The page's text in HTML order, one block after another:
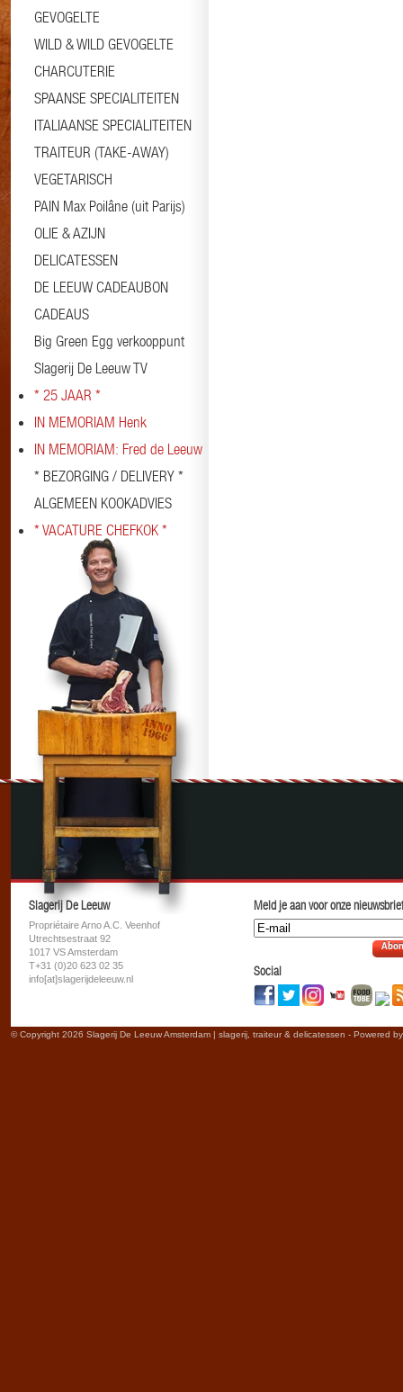
GEVOGELTE
WILD & WILD GEVOGELTE
CHARCUTERIE
SPAANSE SPECIALITEITEN
ITALIAANSE SPECIALITEITEN
TRAITEUR (TAKE-AWAY)
VEGETARISCH
PAIN Max Poilâne (uit Parijs)
OLIE & AZIJN
DELICATESSEN
DE LEEUW CADEAUBON
CADEAUS
Big Green Egg verkooppunt
Slagerij De Leeuw TV
* 25 JAAR *
IN MEMORIAM Henk
IN MEMORIAM: Fred de Leeuw
* BEZORGING / DELIVERY *
ALGEMEEN KOOKADVIES
* VACATURE CHEFKOK *
Slagerij De Leeuw
Propriétaire Arno A.C. Veenhof
Utrechtsestraat 92
1017 VS Amsterdam
T+31 (0)20 623 02 35
info[at]slagerijdeleeuw.nl
Meld je aan voor onze
Social
© Copyright 2026 Slagerij De Leeuw Amsterdam | slagerij, traiteur & delicatessen - Powered